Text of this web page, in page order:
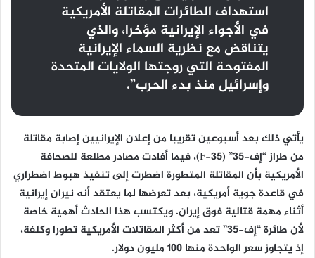
استهداف الطائرات المقاتلة الأمريكية
في الأجواء الإيرانية مؤخرا، والذي
يتناقض مع نظرية السماء الإيرانية
المفتوحة التي روجتها الولايات المتحدة
وإسرائيل منذ بدء الحرب”.
يأتي ذلك بعد أسبوعين تقريبا من إعلان الإيرانيين إصابة مقاتلة
من طراز “إف-35” (F-35)، فيما أفادت مصادر مطلعة للصحافة
الأمريكية بأن المقاتلة المتطورة اضطرت إلى تنفيذ هبوط اضطراري
في قاعدة جوية أمريكية، بعد تعرضها لما يعتقد أنه نيران إيرانية
أثناء مهمة قتالية فوق إيران. ويكتسب هذا الحادث أهمية خاصة
لأن طائرة “إف-35” تعد من أكثر المقاتلات الأمريكية تطورا وكلفة،
إذ يتجاوز سعر الواحدة منها 100 مليون دولار.